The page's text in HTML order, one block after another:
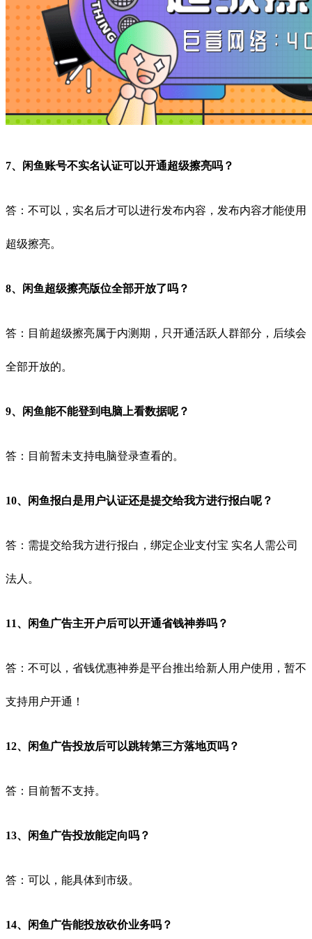
7、闲鱼账号不实名认证可以开通超级擦亮吗？
答：不可以，实名后才可以进行发布内容，发布内容才能使用
超级擦亮。
8、闲鱼超级擦亮版位全部开放了吗？
答：目前超级擦亮属于内测期，只开通活跃人群部分，后续会
全部开放的。
9、闲鱼能不能登到电脑上看数据呢？
答：目前暂未支持电脑登录查看的。
10、闲鱼报白是用户认证还是提交给我方进行报白呢？
答：需提交给我方进行报白，绑定企业支付宝 实名人需公司
法人。
11、闲鱼广告主开户后可以开通省钱神券吗？
答：不可以，省钱优惠神券是平台推出给新人用户使用，暂不
支持用户开通！
12、闲鱼广告投放后可以跳转第三方落地页吗？
答：目前暂不支持。
13、闲鱼广告投放能定向吗？
答：可以，能具体到市级。
14、闲鱼广告能投放砍价业务吗？